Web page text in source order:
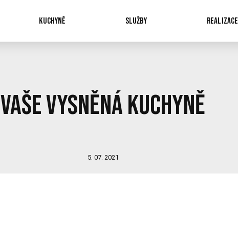
KUCHYNĚ SLUŽBY REALIZACE
Vaše vysněná kuchyně
5. 07. 2021